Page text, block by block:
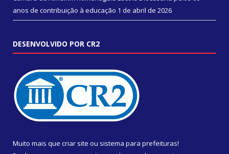
anos de contribuição à educação 1 de abril de 2026
DESENVOLVIDO POR CR2
Muito mais que criar site ou sistema para prefeituras!